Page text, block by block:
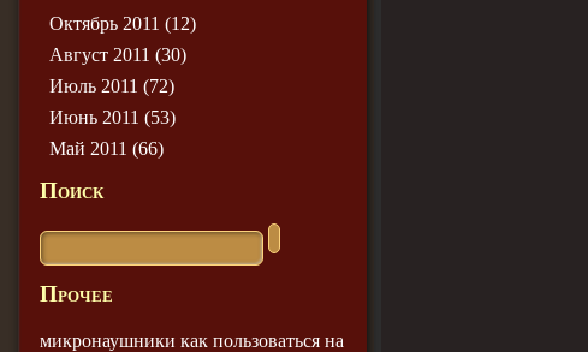
Октябрь 2011 (12)
Август 2011 (30)
Июль 2011 (72)
Июнь 2011 (53)
Май 2011 (66)
Поиск
Прочее
микронаушники как пользоваться на